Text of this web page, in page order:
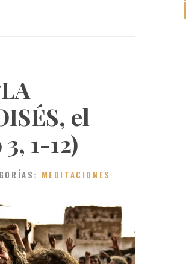
el
1-12)
MEDITACIONES